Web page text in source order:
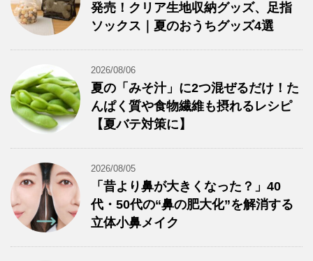
発売！クリア生地収納グッズ、足指
ソックス｜夏のおうちグッズ4選
2026/08/06
夏の「みそ汁」に2つ混ぜるだけ！た
んぱく質や食物繊維も摂れるレシピ
【夏バテ対策に】
2026/08/05
「昔より鼻が大きくなった？」40
代・50代の“鼻の肥大化”を解消する
立体小鼻メイク